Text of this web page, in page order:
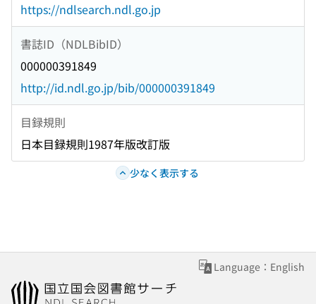
https://ndlsearch.ndl.go.jp
書誌ID（NDLBibID）
000000391849
http://id.ndl.go.jp/bib/000000391849
目録規則
日本目録規則1987年版改訂版
少なく表示する
Language：English